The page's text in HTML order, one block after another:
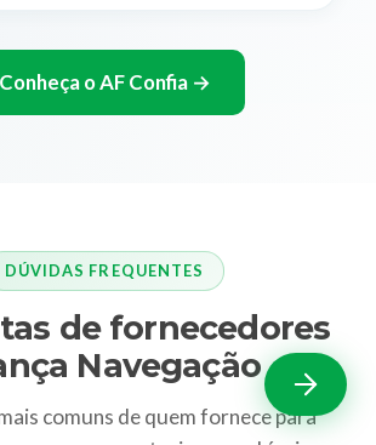
Conheça o AF Confia →
DÚVIDAS FREQUENTES
de fornecedores
Navegação
comuns de quem fornece para